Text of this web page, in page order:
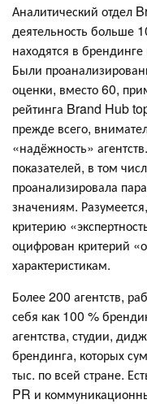
Аналитический отдел
деятельность больше
находятся в
Были
оценки, вместо 60,
рейтинга Brand Hub
прежде всего,
«надёжность»
показателей, в том
проанализировала
значениям.
критерию
оцифрован критерий
характеристикам.
Более 200 агентств,
себя как 100 %
агентства, студии,
брендинга, которых
тыс. по всей стране.
PR и